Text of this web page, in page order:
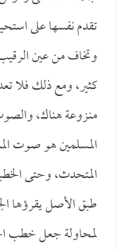
تقدم نفسها على
وتخاف من عين
كثير، ومع ذلك فلا
منـزوعة هناك،
المسلمين هو صوت
المتحدث، وحتى
طبق الأصل يقرؤها
لمحاولة جعل خطب